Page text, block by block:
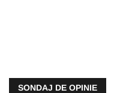
SONDAJ DE OPINIE